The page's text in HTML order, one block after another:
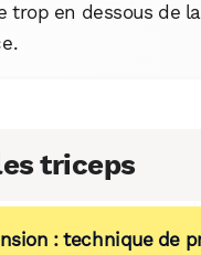
trop en dessous de
triceps
: technique de